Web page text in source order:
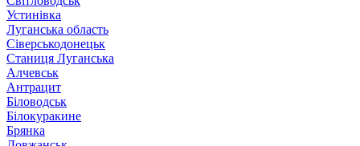
Устинівка
Луганська область
Сіверськодонецьк
Станиця Луганська
Алчевськ
Антрацит
Біловодськ
Білокуракине
Брянка